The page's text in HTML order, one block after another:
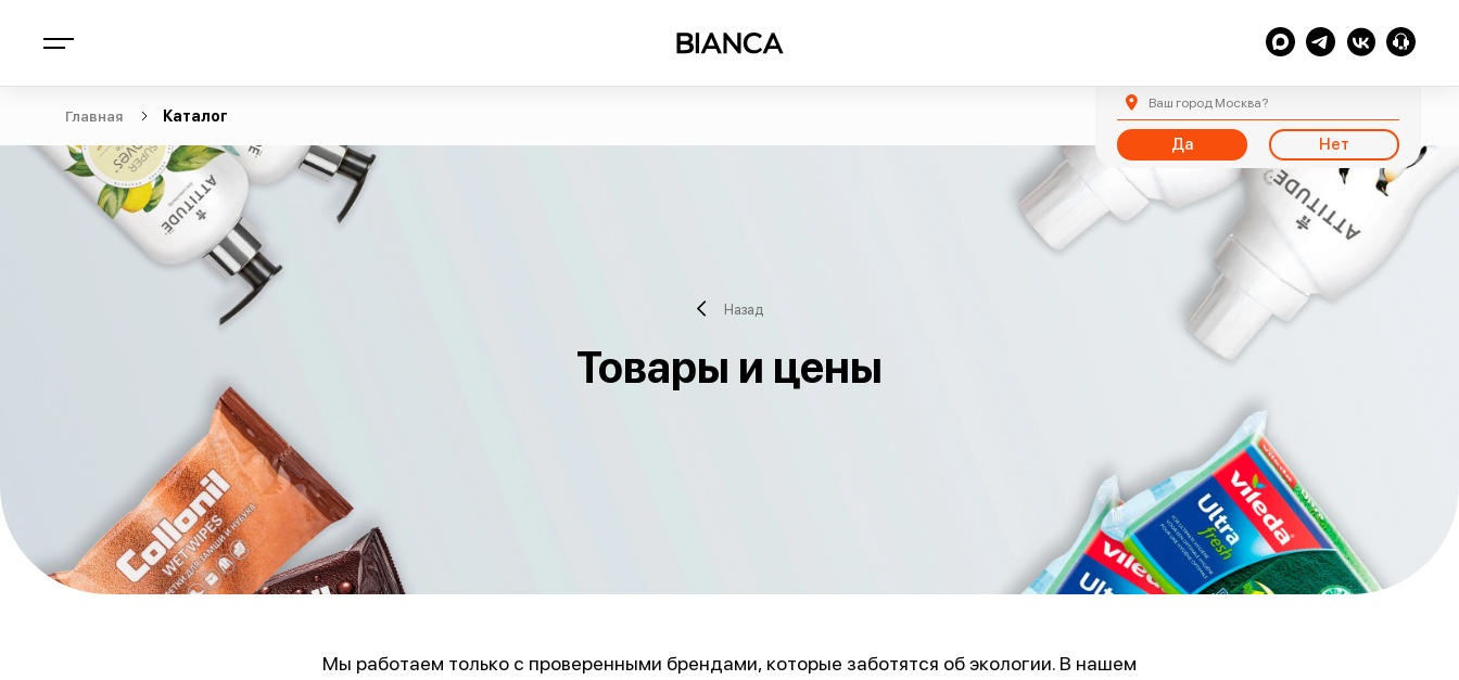
Ваш город Москва?
Да Нет
Главная Каталог
Назад
Товары и цены
Мы работаем только с проверенными брендами, которые заботятся об экологии. В нашем